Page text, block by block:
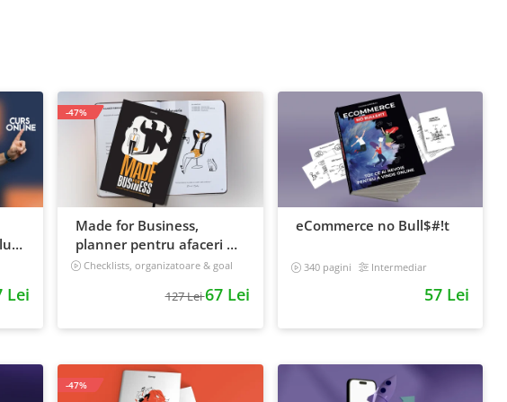
Lei
Made for Business,
planner pentru afaceri &
viata, nedatat, 240 pagini
Checklists, organizatoare & goal
127 Lei67 Lei
-47%
eCommerce no Bull$#!t
340 pagini Intermediar
57 Lei
-47%